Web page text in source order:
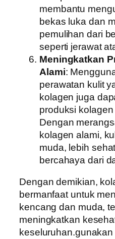
membantu
bekas luka dan
pemulihan dari
seperti jerawat
Meningkatkan
Alami:
perawatan kulit
kolagen juga
produksi
Dengan
kolagen alami,
muda, lebih
bercahaya dari
Dengan demikian,
bermanfaat untuk
kencang dan muda,
meningkatkan